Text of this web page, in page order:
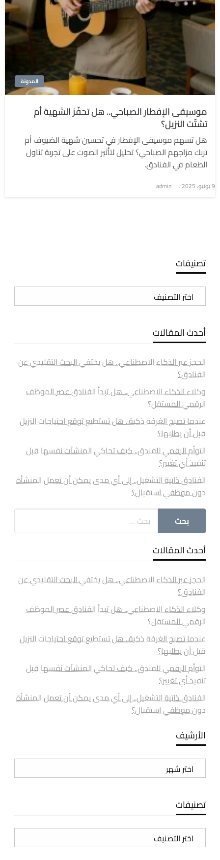
المدونة
موسيقى الإفطار الصباحي.. هل تحفّز الشهية أم
تشتّت النزيل؟
هل تسهم موسيقى الإفطار في تحسين شهية الضيوف أم
تربك مزاجهم الصباحي؟ تحليل لتأثير الصوت على تجربة تناول
الطعام في الفنادق.
نُشر
في9 يونيو، 2025 admin
تصنيفات
تصنيفات
أحدث المقالات
الحجز عبر الذكاء الاصطناعي.. هل يختفي البحث التقليدي عن
الفنادق؟
وكلاء الذكاء الاصطناعي.. هل تبدأ الفنادق عصر الموظف
الرقمي المستقل؟
عندما تصبح الغرفة ذكية.. هل تستطيع توقع احتياجات النزيل
قبل أن يطلبها؟
التوأم الرقمي للفندق.. كيف تحاكي المنشآت نفسها قبل
تنفيذ أي تغيير؟
الفنادق ذاتية التشغيل.. إلى أي مدى يمكن أن تعمل المنشأة
دون موظفي استقبال؟
أحدث المقالات
الحجز عبر الذكاء الاصطناعي.. هل يختفي البحث التقليدي عن
الفنادق؟
وكلاء الذكاء الاصطناعي.. هل تبدأ الفنادق عصر الموظف
الرقمي المستقل؟
عندما تصبح الغرفة ذكية.. هل تستطيع توقع احتياجات النزيل
قبل أن يطلبها؟
التوأم الرقمي للفندق.. كيف تحاكي المنشآت نفسها قبل
تنفيذ أي تغيير؟
الفنادق ذاتية التشغيل.. إلى أي مدى يمكن أن تعمل المنشأة
دون موظفي استقبال؟
الأرشيف
الأرشيف
تصنيفات
تصنيفات